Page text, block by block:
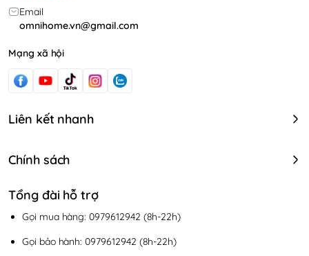
Email
omnihome.vn@gmail.com
Mạng xã hội
Liên kết nhanh
Chính sách
Tổng đài hỗ trợ
Gọi mua hàng: 0979612942 (8h-22h)
Gọi bảo hành: 0979612942 (8h-22h)